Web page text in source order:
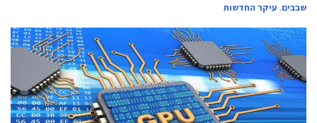
‫שבבים‬, עיקר החדשות